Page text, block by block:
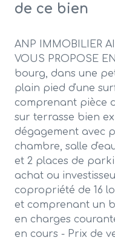
de ce bien
ANP IMMOBILIER
VOUS PROPOSE
bourg, dans une
plain pied d'une
comprenant pièce
sur terrasse bien
dégagement avec
chambre, salle
et 2 places de
achat ou
copropriété de 16
et comprenant un
en charges
en cours - Prix de